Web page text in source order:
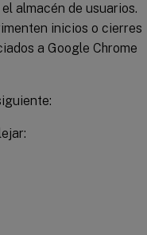
almacén de usuarios.
inicios o cierres
a Google Chrome